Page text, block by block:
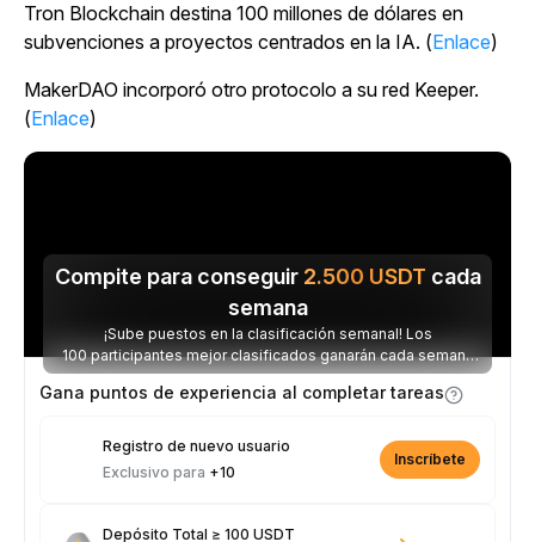
Tron Blockchain destina 100 millones de dólares en
subvenciones a proyectos centrados en la IA. (Enlace)
MakerDAO incorporó otro protocolo a su red Keeper.
(Enlace)
Compite para conseguir 2.500 USDT cada
semana
¡Sube puestos en la clasificación semanal! Los
100 participantes mejor clasificados ganarán cada semana
parte de los 2.500 USDT disponibles.
Gana puntos de experiencia al completar tareas
Registro de nuevo usuario
Exclusivo para +10
Inscríbete
Depósito Total ≥ 100 USDT